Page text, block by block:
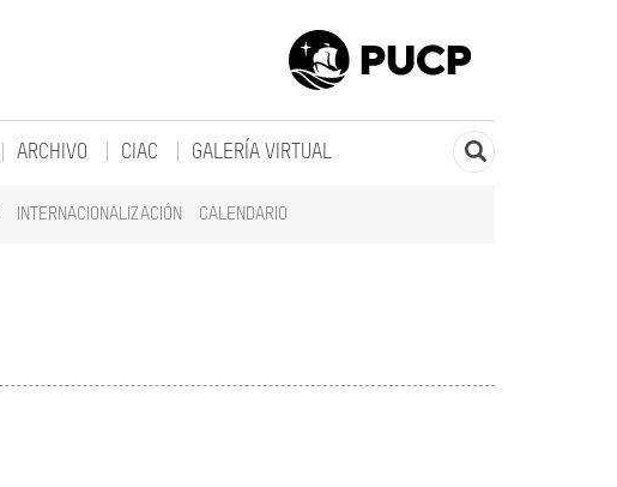
INTERNACIONALIZACIÓN CALENDARIO
ARCHIVO CIAC GALERÍA VIRTUAL